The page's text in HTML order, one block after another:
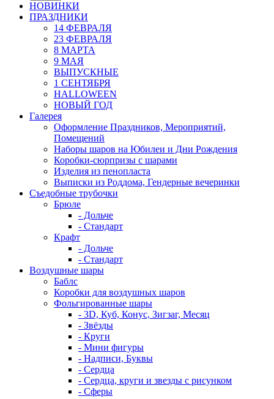
НОВИНКИ
ПРАЗДНИКИ
14 ФЕВРАЛЯ
23 ФЕВРАЛЯ
8 МАРТА
9 МАЯ
ВЫПУСКНЫЕ
1 СЕНТЯБРЯ
HALLOWEEN
НОВЫЙ ГОД
Галерея
Оформление Праздников, Мероприятий,
Помещений
Наборы шаров на Юбилеи и Дни Рождения
Коробки-сюрпризы с шарами
Изделия из пенопласта
Выписки из Роддома, Гендерные вечеринки
Съедобные трубочки
Брюле
- Дольче
- Стандарт
Крафт
- Дольче
- Стандарт
Воздушные шары
Баблс
Коробки для воздушных шаров
Фольгированные шары
- 3D, Куб, Конус, Зигзаг, Месяц
- Звёзды
- Круги
- Мини фигуры
- Надписи, Буквы
- Сердца
- Сердца, круги и звезды с рисунком
- Сферы